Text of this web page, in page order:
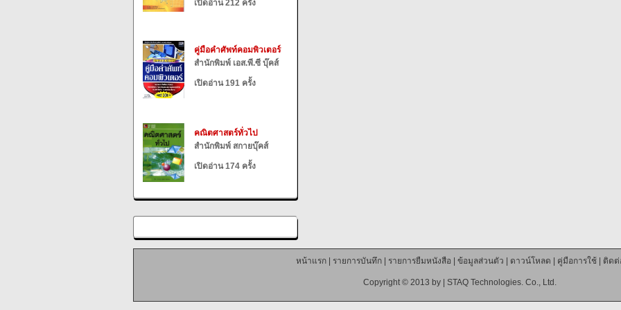
เปิดอ่าน 212 ครั้ง
คู่มือคำศัพท์คอมพิวเตอร์
สำนักพิมพ์ เอส.พี.ซี บุ๊คส์
เปิดอ่าน 191 ครั้ง
คณิตศาสตร์ทั่วไป
สำนักพิมพ์ สกายบุ๊คส์
เปิดอ่าน 174 ครั้ง
หน้าแรก| รายการบันทึก| รายการยืมหนังสือ ข้อมูลส่วนตัว ดาวน์โหลด คู่มือการใช้| ติดต่
Copyright © 2013 by | STAQ Technologies. Co., Ltd.